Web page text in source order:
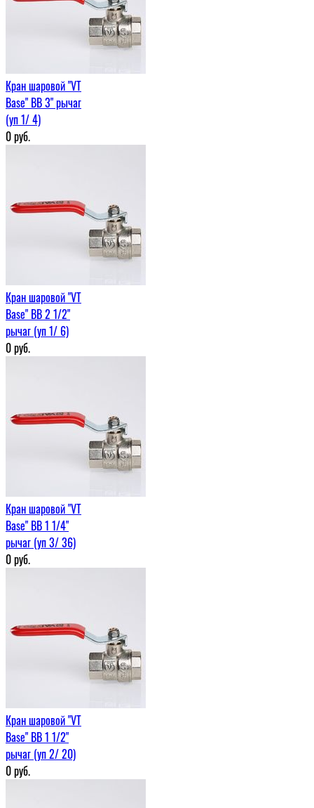
Кран шаровой "VT
Base" ВВ 3" рычаг
(уп 1/ 4)
0руб.
Кран шаровой "VT
Base" ВВ 2 1/2"
рычаг (уп 1/ 6)
0руб.
Кран шаровой "VT
Base" ВВ 1 1/4"
рычаг (уп 3/ 36)
0руб.
Кран шаровой "VT
Base" ВВ 1 1/2"
рычаг (уп 2/ 20)
0руб.